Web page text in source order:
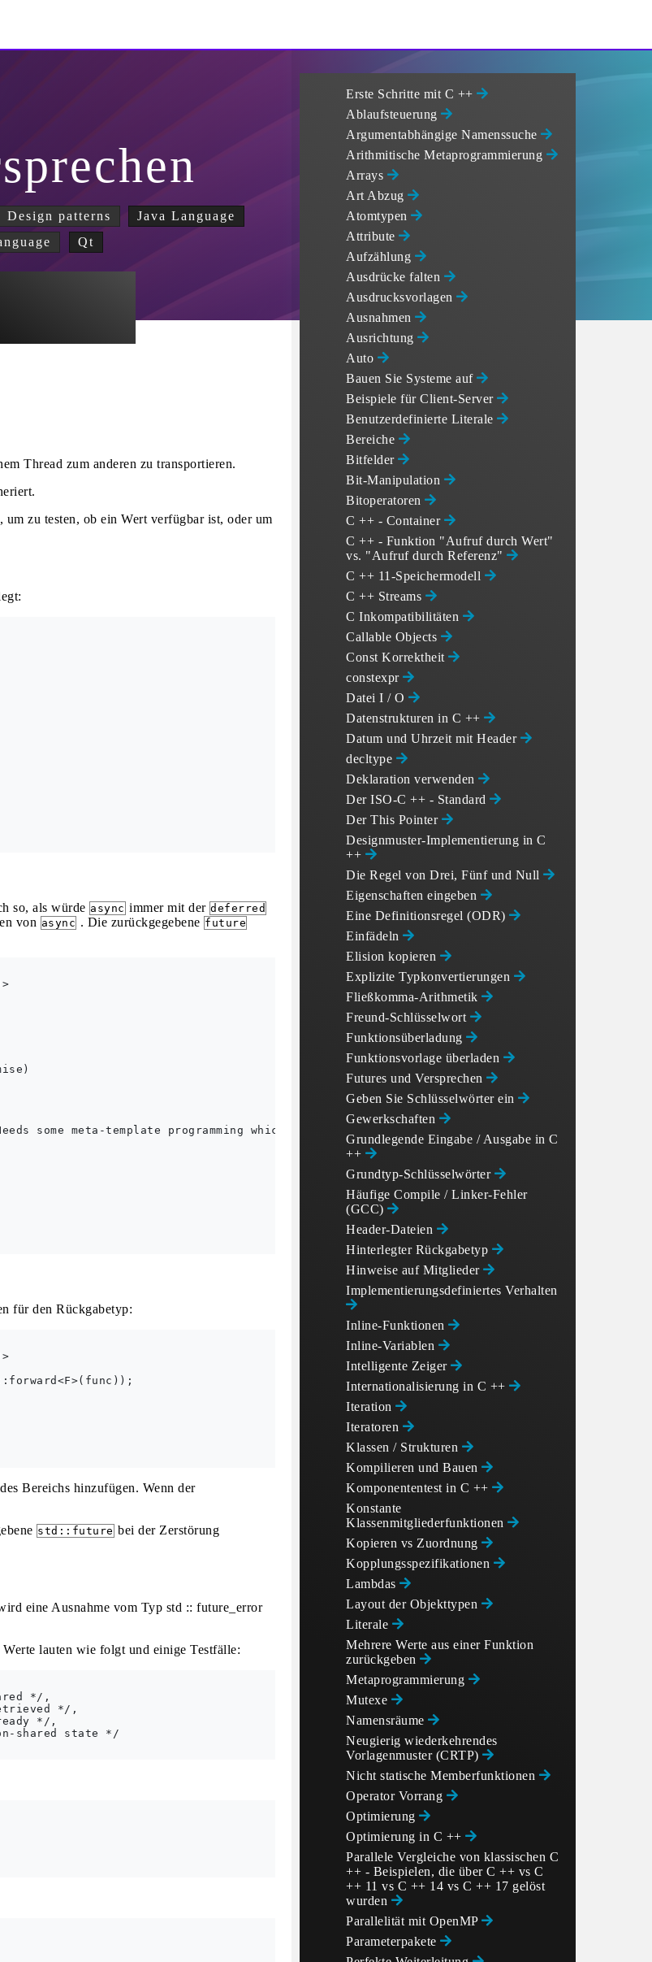
Design patterns
Java Language
Qt
Thread zum anderen zu transportieren.
zu testen, ob ein Wert verfügbar ist, oder um
so, als würde async immer mit der deferred
von async . Die zurückgegebene future
some meta-template programming which is out of scope for this example.
für den Rückgabetyp:
Bereichs hinzufügen. Wenn der
std::future bei der Zerstörung
eine Ausnahme vom Typ std :: future_error
lauten wie folgt und einige Testfälle:
*/,
*/,
*/,
shared state */
Erste Schritte mit C ++
Ablaufsteuerung
Argumentabhängige Namenssuche
Arithmitische Metaprogrammierung
Arrays
Art Abzug
Atomtypen
Attribute
Aufzählung
Ausdrücke falten
Ausdrucksvorlagen
Ausnahmen
Ausrichtung
Auto
Bauen Sie Systeme auf
Beispiele für Client-Server
Benutzerdefinierte Literale
Bereiche
Bitfelder
Bit-Manipulation
Bitoperatoren
C ++ - Container
C ++ - Funktion "Aufruf durch Wert"
vs. "Aufruf durch Referenz"
C ++ 11-Speichermodell
C ++ Streams
C Inkompatibilitäten
Callable Objects
Const Korrektheit
constexpr
Datei I / O
Datenstrukturen in C ++
Datum und Uhrzeit mit Header
decltype
Deklaration verwenden
Der ISO-C ++ - Standard
Der This Pointer
Designmuster-Implementierung in C
++
Die Regel von Drei, Fünf und Null
Eigenschaften eingeben
Eine Definitionsregel (ODR)
Einfädeln
Elision kopieren
Explizite Typkonvertierungen
Fließkomma-Arithmetik
Freund-Schlüsselwort
Funktionsüberladung
Funktionsvorlage überladen
Futures und Versprechen
Geben Sie Schlüsselwörter ein
Gewerkschaften
Grundlegende Eingabe / Ausgabe in C
++
Grundtyp-Schlüsselwörter
Häufige Compile / Linker-Fehler
(GCC)
Header-Dateien
Hinterlegter Rückgabetyp
Hinweise auf Mitglieder
Implementierungsdefiniertes Verhalten
Inline-Funktionen
Inline-Variablen
Intelligente Zeiger
Internationalisierung in C ++
Iteration
Iteratoren
Klassen / Strukturen
Kompilieren und Bauen
Komponententest in C ++
Konstante
Klassenmitgliederfunktionen
Kopieren vs Zuordnung
Kopplungsspezifikationen
Lambdas
Layout der Objekttypen
Literale
Mehrere Werte aus einer Funktion
zurückgeben
Metaprogrammierung
Mutexe
Namensräume
Neugierig wiederkehrendes
Vorlagenmuster (CRTP)
Nicht statische Memberfunktionen
Operator Vorrang
Optimierung
Optimierung in C ++
Parallele Vergleiche von klassischen C
++ - Beispielen, die über C ++ vs C
++ 11 vs C ++ 14 vs C ++ 17 gelöst
wurden
Parallelität mit OpenMP
Parameterpakete